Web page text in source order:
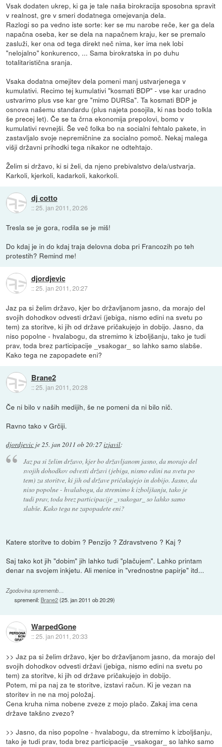
Vsak dodaten ukrep, ki ga je tale naša birokracija sposobna spravit
v realnost, gre v smeri dodatnega omejevanja dela.
Razlogi so pa vedno iste sorte: ker se mu narobe reče, ker ga dela
napačna oseba, ker se dela na napačnem kraju, ker se premalo
zasluži, ker ona od tega direkt neč nima, ker ima nek lobi
"nelojalno" konkurenco, ... Sama birokratska in po duhu
totalitaristična sranja.
Vsaka dodatna omejitev dela pomeni manj ustvarjenega v
kumulativi. Recimo tej kumulativi "kosmati BDP" - vse kar uradno
ustvarimo plus vse kar gre "mimo DURSa". Ta kosmati BDP je
osnova našemu standardu (plus najeta posojila, ki nas bodo tolkla
še precej let). Če se ta črna ekonomija prepolovi, bomo v
kumulativi revnejši. Še več folka bo na socialni fehtalo pakete, in
zastavljalo svoje nepremičnine za socialno pomoč. Nekaj malega
višji državni prihodki tega nikakor ne odtehtajo.
Želim si državo, ki si želi, da njeno prebivalstvo dela/ustvarja.
Karkoli, kjerkoli, kadarkoli, kakorkoli.
dj cotto
::25. jan 2011, 20:26
Tresla se je gora, rodila se je miš!
Do kdaj je in do kdaj traja delovna doba pri Francozih po teh
protestih? Remind me!
djordjevic
::25. jan 2011, 20:27
Jaz pa si želim državo, kjer bo državljanom jasno, da morajo del
svojih dohodkov odvesti državi (jebiga, nismo edini na svetu po
tem) za storitve, ki jih od države pričakujejo in dobijo. Jasno, da
niso popolne - hvalabogu, da stremimo k izboljšanju, tako je tudi
prav, toda brez participacije _vsakogar_ so lahko samo slabše.
Kako tega ne zapopadete eni?
Brane2
::25. jan 2011, 20:28
Če ni bilo v naših medijih, še ne pomeni da ni bilo nič.
Ravno tako v Grčiji.
djordjevic je25. jan 2011 ob 20:27izjavil:
Jaz pa si želim državo, kjer bo državljanom jasno, da morajo del
svojih dohodkov odvesti državi (jebiga, nismo edini na svetu po
tem) za storitve, ki jih od države pričakujejo in dobijo. Jasno, da
niso popolne - hvalabogu, da stremimo k izboljšanju, tako je
tudi prav, toda brez participacije _vsakogar_ so lahko samo
slabše. Kako tega ne zapopadete eni?
Katere storitve to dobim ? Penzijo ? Zdravstveno ? Kaj ?
Saj tako kot jih "dobim" jih lahko tudi "plačujem". Lahko printam
denar na svojem inkjetu. Ali menice in "vrednostne papirje" itd...
Zgodovina sprememb…
spremenil: Brane2(25. jan 2011 ob 20:29)
WarpedGone
::25. jan 2011, 20:33
>> Jaz pa si želim državo, kjer bo državljanom jasno, da morajo del
svojih dohodkov odvesti državi (jebiga, nismo edini na svetu po
tem) za storitve, ki jih od države pričakujejo in dobijo.
Potem, mi pa naj za te storitve, izstavi račun. Ki je vezan na
storitev in ne na moj položaj.
Cena kruha nima nobene zveze z mojo plačo. Zakaj ima cena
države takšno zvezo?
>> Jasno, da niso popolne - hvalabogu, da stremimo k izboljšanju,
tako je tudi prav, toda brez participacije _vsakogar_ so lahko samo